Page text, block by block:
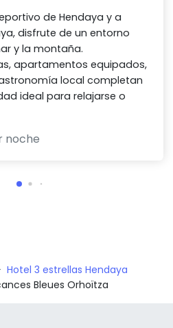
de Hendaya y a
disfrute de un entorno
y la montaña.
apartamentos equipados,
local completan
ideal para relajarse o
noche
Hotel 3 estrellas Hendaya
Bleues Orhoïtza